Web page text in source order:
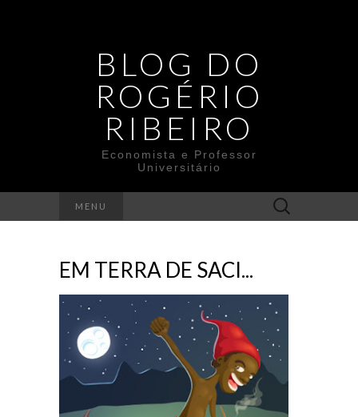
BLOG DO
ROGÉRIO
RIBEIRO
Economista e Professor
Universitário
MENU
Search
for:
EM TERRA DE SACI...